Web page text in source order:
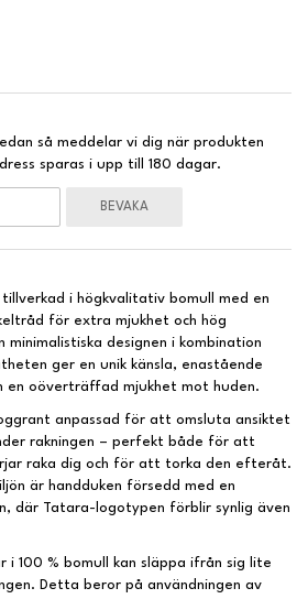
så meddelar vi dig när produkten
sparas i upp till 180 dagar.
BEVAKA
i högkvalitativ bomull med en
för extra mjukhet och hög
minimalistiska designen i kombination
ger en unik känsla, enastående
en oöverträffad mjukhet mot huden.
anpassad för att omsluta ansiktet
rakningen – perfekt både för att
raka dig och för att torka den efteråt.
är handduken försedd med en
där Tatara-logotypen förblir synlig även
i 100 % bomull kan släppa ifrån sig lite
Detta beror på användningen av